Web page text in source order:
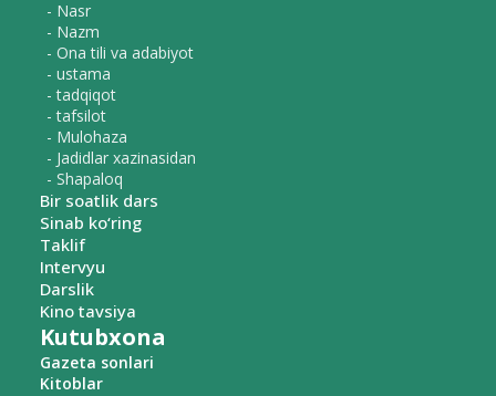
- Nasr
- Nazm
- Ona tili va adabiyot
- ustama
- tadqiqot
- tafsilot
- Mulohaza
- Jadidlar xazinasidan
- Shapaloq
Bir soatlik dars
Sinab ko‘ring
Taklif
Intervyu
Darslik
Kino tavsiya
Kutubxona
Gazeta sonlari
Kitoblar